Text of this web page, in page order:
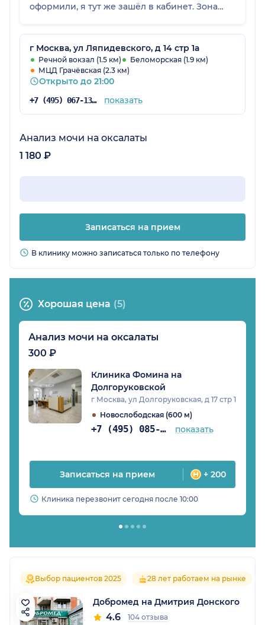
оформили, я тут же зашёл в кабинет. Зона
клиниках, это очень отличное заведение,
мне понравилось.
г Москва, ул Ляпидевского, д 14 стр 1а
Речной вокзал (1.5 км)
Беломорская (1.9 км)
МЦД Грачёвская (2.3 км)
Открыто до 21:00
+7 (495) 067-13-77 показать
Анализ мочи на оксалаты
1 180 ₽
Записаться на прием
В клинику можно записаться только по телефону
Хорошая цена (5)
Анализ мочи на оксалаты
300 ₽
Клиника Фомина на
Долгоруковской
г Москва, ул Долгоруковская, д 17 стр 1
Новослободская (600 м)
+7 (495) 085-84-25 показать
Записаться на прием + 200
Клиника перезвонит сегодня после 10:00
Выбор пациентов 2025 28 лет работаем на рынке
Добромед на Дмитрия Донского
4.6 104 отзыва